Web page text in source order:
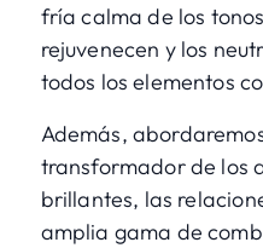
fría calma de los
rejuvenecen y los
todos los elementos
Además,
transformador de los
brillantes, las
amplia gama de